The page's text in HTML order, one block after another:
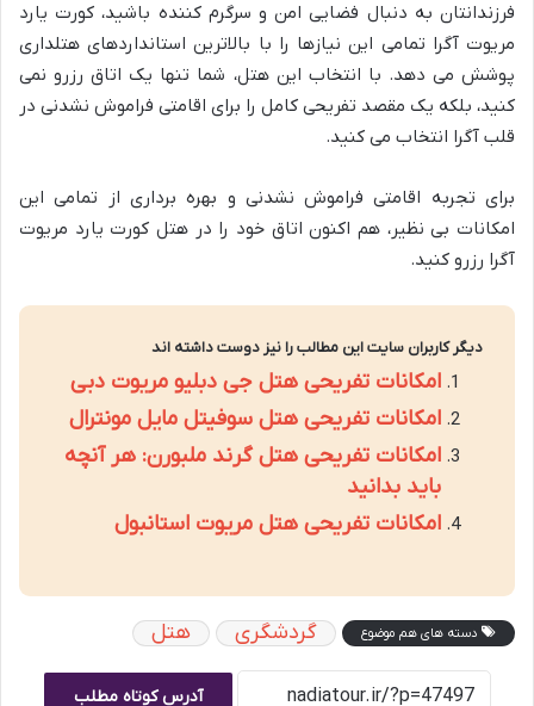
فرزندانتان به دنبال فضایی امن و سرگرم کننده باشید، کورت یارد
مریوت آگرا تمامی این نیازها را با بالاترین استانداردهای هتلداری
پوشش می دهد. با انتخاب این هتل، شما تنها یک اتاق رزرو نمی
کنید، بلکه یک مقصد تفریحی کامل را برای اقامتی فراموش نشدنی در
قلب آگرا انتخاب می کنید.
برای تجربه اقامتی فراموش نشدنی و بهره برداری از تمامی این
امکانات بی نظیر، هم اکنون اتاق خود را در هتل کورت یارد مریوت
آگرا رزرو کنید.
دیگر کاربران سایت این مطالب را نیز دوست داشته اند
امکانات تفریحی هتل جی دبلیو مریوت دبی
امکانات تفریحی هتل سوفیتل مایل مونترال
امکانات تفریحی هتل گرند ملبورن: هر آنچه
باید بدانید
امکانات تفریحی هتل مریوت استانبول
دسته های هم موضوع گردشگری هتل
آدرس کوتاه مطلب